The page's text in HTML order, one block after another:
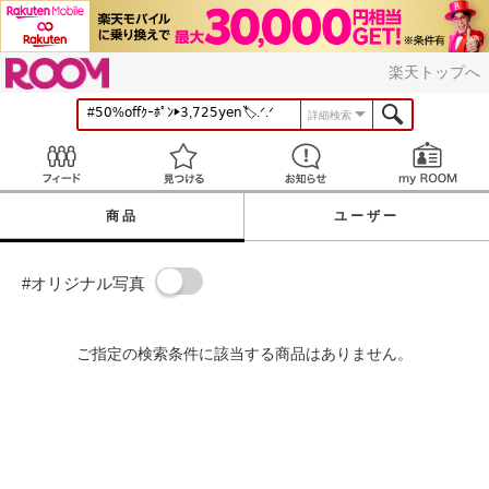
楽天トップへ
詳細検索
見つける お知らせ
商品 ユーザー
#オリジナル写真
ご指定の検索条件に該当する商品はありません。